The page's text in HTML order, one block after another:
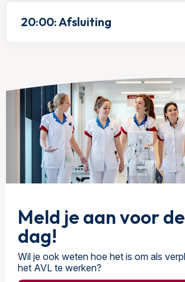
20:00: Afsluiting
Meld je aan voor
dag!
Wil je ook weten hoe het is om als
het AVL te werken?